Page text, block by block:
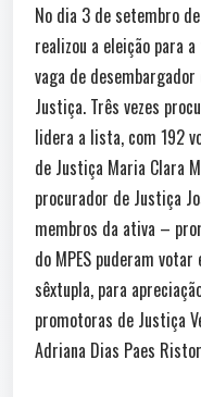
No dia 3 de setembro
realizou a eleição para
vaga de
Justiça. Três vezes
lidera a lista, com 192
de Justiça Maria Clara
procurador de Justiça
membros da ativa –
do MPES puderam
sêxtupla, para
promotoras de Justiça
Adriana Dias Paes